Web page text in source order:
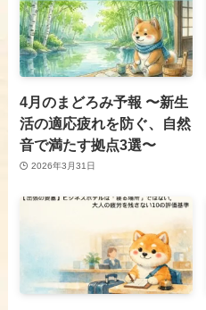
4月のまどろみ予報 〜新生
活の適応疲れを防ぐ、自然
音で満たす拠点3選〜
2026年3月31日